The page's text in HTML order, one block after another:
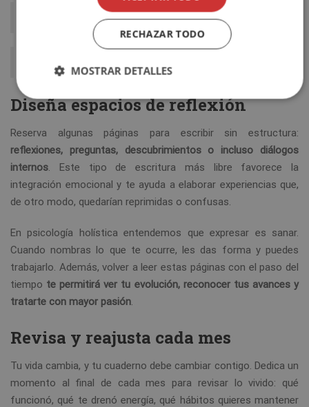
No te pierdas:
Diseña espacios de reflexión
Reserva algunas páginas para escribir sin estructura:
reflexiones, preguntas, descubrimientos o incluso diálogos
internos. Este tipo de escritura más libre favorece la
integración emocional y te ayuda a elaborar experiencias que,
de otro modo, quedarían reprimidas o confusas.
En psicología holística entendemos que expresar es sanar.
Cuando nombras lo que te ocurre, les das forma y puedes
trabajarlo. Además, volver a leer estas páginas con el paso del
tiempo te permitirá ver tu evolución, reconocer tus avances y
tratarte con mayor pasión.
Revisa y reajusta cada mes
Tu vida cambia, y tu cuaderno debe cambiar contigo. Dedica un
momento al final de cada mes para revisar lo vivido: qué
funcionó, qué te drenó energía, qué hábitos quieres mantener
RECHAZAR TODO
MOSTRAR DETALLES